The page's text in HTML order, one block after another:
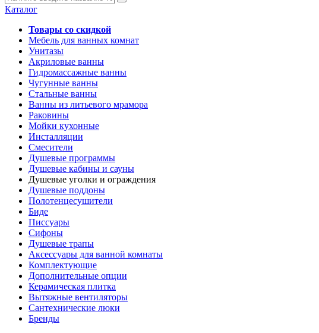
Каталог
Товары со скидкой
Мебель для ванных комнат
Унитазы
Акриловые ванны
Гидромассажные ванны
Чугунные ванны
Стальные ванны
Ванны из литьевого мрамора
Раковины
Мойки кухонные
Инсталляции
Смесители
Душевые программы
Душевые кабины и сауны
Душевые уголки и ограждения
Душевые поддоны
Полотенцесушители
Биде
Писсуары
Сифоны
Душевые трапы
Аксессуары для ванной комнаты
Комплектующие
Дополнительные опции
Керамическая плитка
Вытяжные вентиляторы
Сантехнические люки
Бренды